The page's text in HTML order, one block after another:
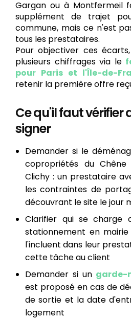
Gargan ou à Montfermeil
supplément de trajet
commune, mais ce n'est
tous les prestataires.
Pour objectiver ces
plusieurs chiffrages via le
pour Paris et l'Île-de-
retenir la première offre
Ce qu'il faut vérifier
signer
Demander si le
copropriétés du
Clichy : un prestataire
les contraintes de
découvrant le site le jour
Clarifier qui se charge
stationnement en
l'incluent dans leur
cette tâche au client
Demander si un garde-
est proposé en cas de
de sortie et la date
logement